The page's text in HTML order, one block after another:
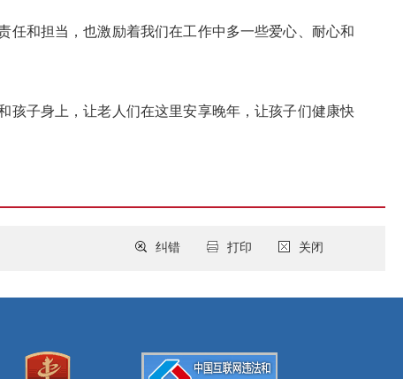
任和担当，也激励着我们在工作中多一些爱心、耐心和
孩子身上，让老人们在这里安享晚年，让孩子们健康快
关闭
打印
纠错